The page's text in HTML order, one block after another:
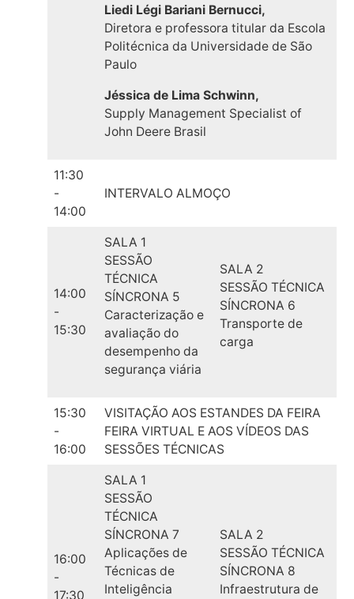
Liedi Légi Bariani Bernucci,
Diretora e professora titular da Escola
Politécnica da Universidade de São
Paulo
Jéssica de Lima Schwinn,
Supply Management Specialist of
John Deere Brasil
11:30
-
14:00
INTERVALO ALMOÇO
14:00
-
15:30
SALA 1
SESSÃO
TÉCNICA
SÍNCRONA 5
Caracterização e
avaliação do
desempenho da
segurança viária
SALA 2
SESSÃO TÉCNICA
SÍNCRONA 6
Transporte de
carga
15:30
-
16:00
VISITAÇÃO AOS ESTANDES DA FEIRA
FEIRA VIRTUAL E AOS VÍDEOS DAS
SESSÕES TÉCNICAS
16:00
-
17:30
SALA 1
SESSÃO
TÉCNICA
SÍNCRONA 7
Aplicações de
Técnicas de
Inteligência
SALA 2
SESSÃO TÉCNICA
SÍNCRONA 8
Infraestrutura de